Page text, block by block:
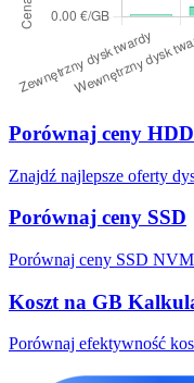
Porównaj ceny HDD
Znajdź najlepsze oferty
Porównaj ceny SSD
Porównaj ceny SSD
Koszt na GB
Porównaj efektywność